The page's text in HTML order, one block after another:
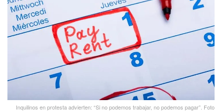
Inquilinos en protesta advierten: “Si no podemos trabajar, no podemos pagar”. Foto